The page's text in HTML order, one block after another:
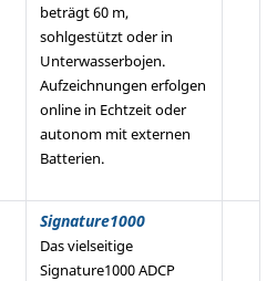
beträgt 60 m,
sohlgestützt oder in
Unterwasserbojen.
Aufzeichnungen erfolgen
online in Echtzeit oder
autonom mit externen
Batterien.
Signature1000
Das vielseitige
Signature1000 ADCP